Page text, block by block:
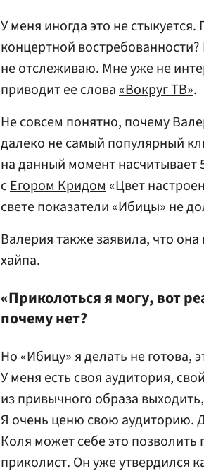
У меня иногда это не
концертной
не отслеживаю. Мне уже не
приводит ее слова«Вокруг ТВ».
Не совсем понятно, почему
далеко не самый популярный
на данный момент насчитывает
сЕгором Кридом«Цвет
свете показатели «Ибицы» не
Валерия также заявила, что
хайпа.
«Приколоться я могу, вот
почему нет?
Но «Ибицу» я делать не готова,
У меня есть своя аудитория,
из привычного образа
Я очень ценю свою аудиторию.
Коля может себе это
приколист. Он уже утвердился